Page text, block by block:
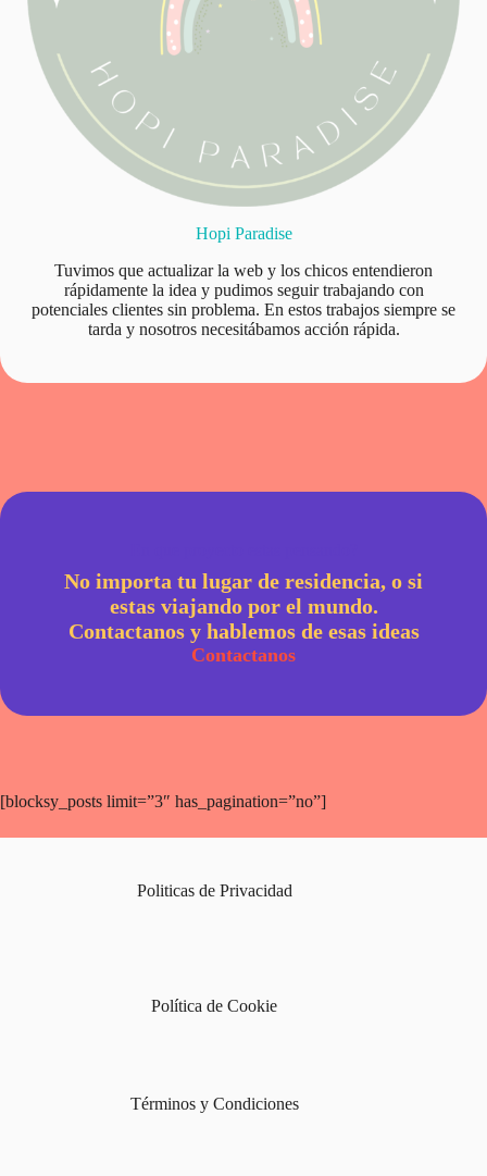
Hopi Paradise
Tuvimos que actualizar la web y los chicos entendieron
rápidamente la idea y pudimos seguir trabajando con
potenciales clientes sin problema. En estos trabajos siempre se
tarda y nosotros necesitábamos acción rápida.
No importa tu lugar de residencia, o si
estas viajando por el mundo.
Contactanos y hablemos de esas ideas
Contactanos
[blocksy_posts limit=”3″ has_pagination=”no”]
Politicas de Privacidad
Política de Cookie
Términos y Condiciones